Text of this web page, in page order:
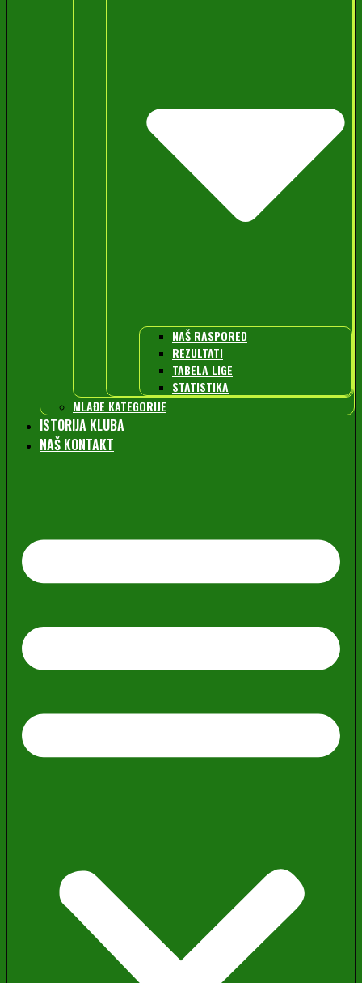
NAŠ RASPORED
REZULTATI
TABELA LIGE
STATISTIKA
MLAĐE KATEGORIJE
ISTORIJA KLUBA
NAŠ KONTAKT